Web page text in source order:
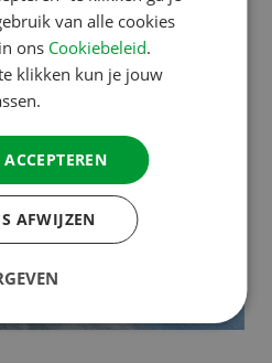
SWEDISH
van alle cookies
ons Cookiebeleid.
klikken kun je jouw
AFWIJZEN